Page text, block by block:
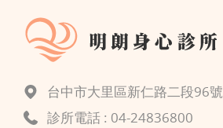
台中市大里區新仁路二段96號
診所電話 : 04-24836800